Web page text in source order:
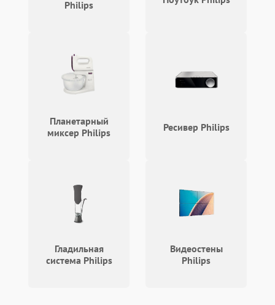
Philips
Планетарный
миксер Philips
Ресивер Philips
Гладильная
система Philips
Видеостены
Philips